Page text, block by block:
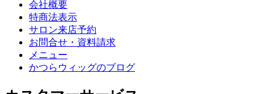
会社概要
特商法表示
サロン来店予約
お問合せ・資料請求
メニュー
かつらウィッグのブログ